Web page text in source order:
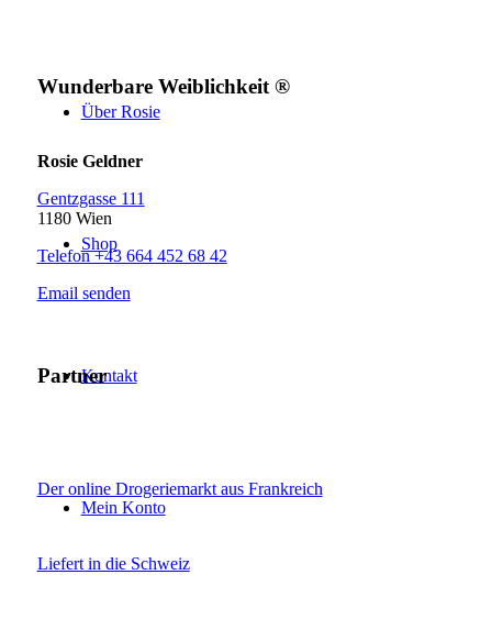
Über Rosie
Shop
Kontakt
Mein Konto
Wunderbare Weiblichkeit ®
Rosie Geldner
Gentzgasse 111
1180 Wien
Telefon +43 664 452 68 42
Email senden
Partner
Der online Drogeriemarkt aus Frankreich
Liefert in die Schweiz